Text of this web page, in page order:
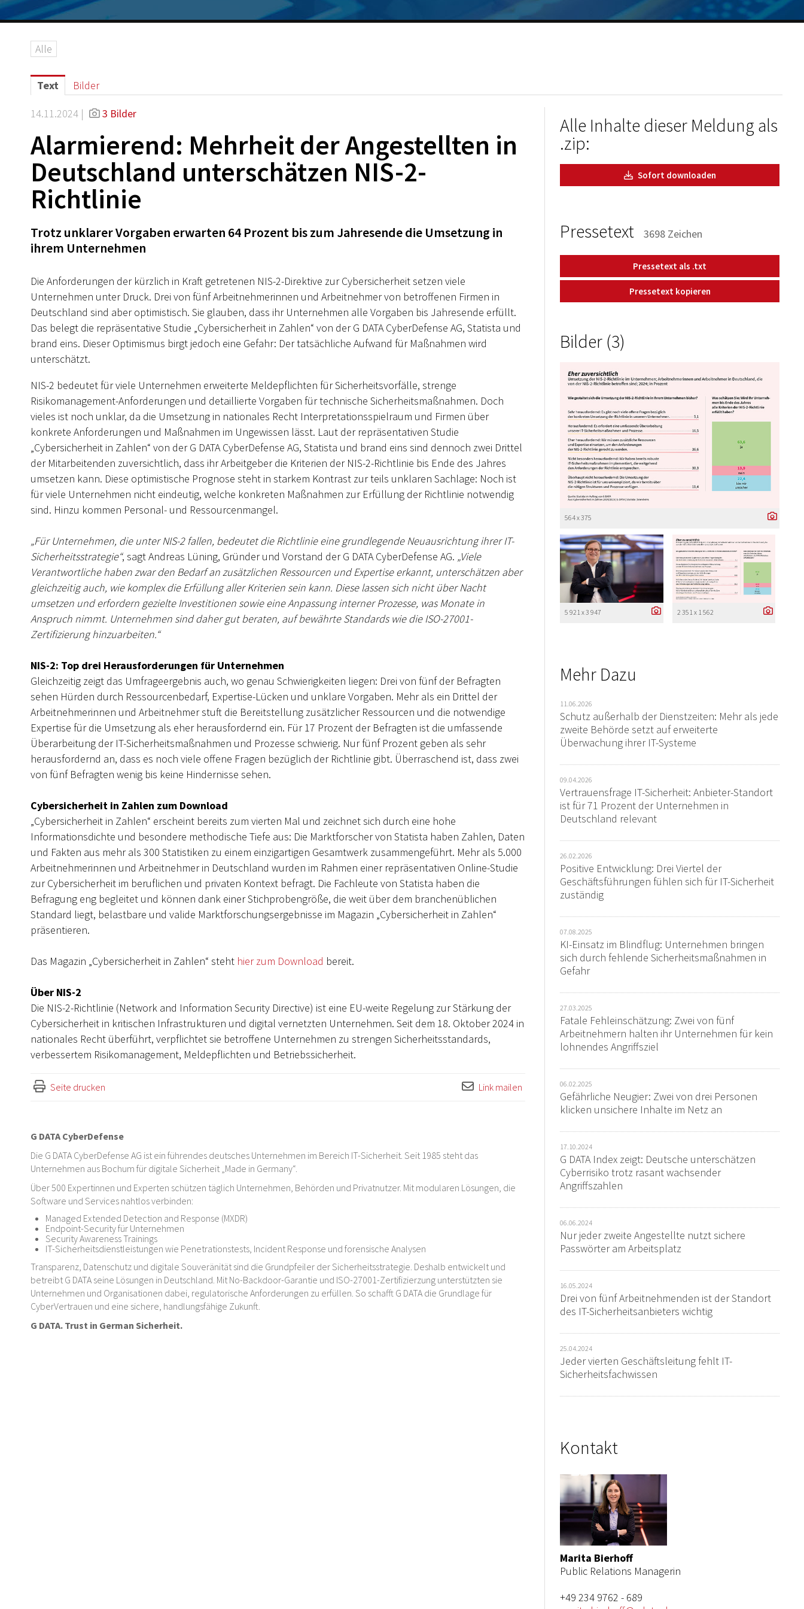
Alle
Text Bilder
14.11.2024 | 3 Bilder
Alarmierend: Mehrheit der Angestellten in
Deutschland unterschätzen NIS-2-
Richtlinie
Trotz unklarer Vorgaben erwarten 64 Prozent bis zum Jahresende die Umsetzung in
ihrem Unternehmen
Die Anforderungen der kürzlich in Kraft getretenen NIS-2-Direktive zur Cybersicherheit setzen viele
Unternehmen unter Druck. Drei von fünf Arbeitnehmerinnen und Arbeitnehmer von betroffenen Firmen in
Deutschland sind aber optimistisch. Sie glauben, dass ihr Unternehmen alle Vorgaben bis Jahresende erfüllt.
Das belegt die repräsentative Studie „Cybersicherheit in Zahlen“ von der G DATA CyberDefense AG, Statista und
brand eins. Dieser Optimismus birgt jedoch eine Gefahr: Der tatsächliche Aufwand für Maßnahmen wird
unterschätzt.
NIS-2 bedeutet für viele Unternehmen erweiterte Meldepflichten für Sicherheitsvorfälle, strenge
Risikomanagement-Anforderungen und detaillierte Vorgaben für technische Sicherheitsmaßnahmen. Doch
vieles ist noch unklar, da die Umsetzung in nationales Recht Interpretationsspielraum und Firmen über
konkrete Anforderungen und Maßnahmen im Ungewissen lässt. Laut der repräsentativen Studie
„Cybersicherheit in Zahlen“ von der G DATA CyberDefense AG, Statista und brand eins sind dennoch zwei Drittel
der Mitarbeitenden zuversichtlich, dass ihr Arbeitgeber die Kriterien der NIS-2-Richtlinie bis Ende des Jahres
umsetzen kann. Diese optimistische Prognose steht in starkem Kontrast zur teils unklaren Sachlage: Noch ist
für viele Unternehmen nicht eindeutig, welche konkreten Maßnahmen zur Erfüllung der Richtlinie notwendig
sind. Hinzu kommen Personal- und Ressourcenmangel.
„Für Unternehmen, die unter NIS-2 fallen, bedeutet die Richtlinie eine grundlegende Neuausrichtung ihrer IT-
Sicherheitsstrategie“, sagt Andreas Lüning, Gründer und Vorstand der G DATA CyberDefense AG. „Viele
Verantwortliche haben zwar den Bedarf an zusätzlichen Ressourcen und Expertise erkannt, unterschätzen aber
gleichzeitig auch, wie komplex die Erfüllung aller Kriterien sein kann. Diese lassen sich nicht über Nacht
umsetzen und erfordern gezielte Investitionen sowie eine Anpassung interner Prozesse, was Monate in
Anspruch nimmt. Unternehmen sind daher gut beraten, auf bewährte Standards wie die ISO-27001-
Zertifizierung hinzuarbeiten.“
NIS-2: Top drei Herausforderungen für Unternehmen
Gleichzeitig zeigt das Umfrageergebnis auch, wo genau Schwierigkeiten liegen: Drei von fünf der Befragten
sehen Hürden durch Ressourcenbedarf, Expertise-Lücken und unklare Vorgaben. Mehr als ein Drittel der
Arbeitnehmerinnen und Arbeitnehmer stuft die Bereitstellung zusätzlicher Ressourcen und die notwendige
Expertise für die Umsetzung als eher herausfordernd ein. Für 17 Prozent der Befragten ist die umfassende
Überarbeitung der IT-Sicherheitsmaßnahmen und Prozesse schwierig. Nur fünf Prozent geben als sehr
herausfordernd an, dass es noch viele offene Fragen bezüglich der Richtlinie gibt. Überraschend ist, dass zwei
von fünf Befragten wenig bis keine Hindernisse sehen.
Cybersicherheit in Zahlen zum Download
„Cybersicherheit in Zahlen“ erscheint bereits zum vierten Mal und zeichnet sich durch eine hohe
Informationsdichte und besondere methodische Tiefe aus: Die Marktforscher von Statista haben Zahlen, Daten
und Fakten aus mehr als 300 Statistiken zu einem einzigartigen Gesamtwerk zusammengeführt. Mehr als 5.000
Arbeitnehmerinnen und Arbeitnehmer in Deutschland wurden im Rahmen einer repräsentativen Online-Studie
zur Cybersicherheit im beruflichen und privaten Kontext befragt. Die Fachleute von Statista haben die
Befragung eng begleitet und können dank einer Stichprobengröße, die weit über dem branchenüblichen
Standard liegt, belastbare und valide Marktforschungsergebnisse im Magazin „Cybersicherheit in Zahlen“
präsentieren.
Das Magazin „Cybersicherheit in Zahlen“ steht hier zum Download bereit.
Über NIS-2
Die NIS-2-Richtlinie (Network and Information Security Directive) ist eine EU-weite Regelung zur Stärkung der
Cybersicherheit in kritischen Infrastrukturen und digital vernetzten Unternehmen. Seit dem 18. Oktober 2024 in
nationales Recht überführt, verpflichtet sie betroffene Unternehmen zu strengen Sicherheitsstandards,
verbessertem Risikomanagement, Meldepflichten und Betriebssicherheit.
Seite drucken Link mailen
G DATA CyberDefense
Die G DATA CyberDefense AG ist ein führendes deutsches Unternehmen im Bereich IT-Sicherheit. Seit 1985 steht das
Unternehmen aus Bochum für digitale Sicherheit „Made in Germany“.
Über 500 Expertinnen und Experten schützen täglich Unternehmen, Behörden und Privatnutzer. Mit modularen Lösungen, die
Software und Services nahtlos verbinden:
Managed Extended Detection and Response (MXDR)
Endpoint-Security für Unternehmen
Security Awareness Trainings
IT-Sicherheitsdienstleistungen wie Penetrationstests, Incident Response und forensische Analysen
Transparenz, Datenschutz und digitale Souveränität sind die Grundpfeiler der Sicherheitsstrategie. Deshalb entwickelt und
betreibt G DATA seine Lösungen in Deutschland. Mit No-Backdoor-Garantie und ISO-27001-Zertifizierzung unterstützten sie
Unternehmen und Organisationen dabei, regulatorische Anforderungen zu erfüllen. So schafft G DATA die Grundlage für
CyberVertrauen und eine sichere, handlungsfähige Zukunft.
G DATA. Trust in German Sicherheit.
Alle Inhalte dieser Meldung als
.zip:
Sofort downloaden
Pressetext 3698 Zeichen
Pressetext als .txt
Pressetext kopieren
Bilder (3)
564 x 375
5 921 x 3 947 2 351 x 1 562
Mehr Dazu
11.06.2026
Schutz außerhalb der Dienstzeiten: Mehr als jede
zweite Behörde setzt auf erweiterte
Überwachung ihrer IT-Systeme
09.04.2026
Vertrauensfrage IT-Sicherheit: Anbieter-Standort
ist für 71 Prozent der Unternehmen in
Deutschland relevant
26.02.2026
Positive Entwicklung: Drei Viertel der
Geschäftsführungen fühlen sich für IT-Sicherheit
zuständig
07.08.2025
KI-Einsatz im Blindflug: Unternehmen bringen
sich durch fehlende Sicherheitsmaßnahmen in
Gefahr
27.03.2025
Fatale Fehleinschätzung: Zwei von fünf
Arbeitnehmern halten ihr Unternehmen für kein
lohnendes Angriffsziel
06.02.2025
Gefährliche Neugier: Zwei von drei Personen
klicken unsichere Inhalte im Netz an
17.10.2024
G DATA Index zeigt: Deutsche unterschätzen
Cyberrisiko trotz rasant wachsender
Angriffszahlen
06.06.2024
Nur jeder zweite Angestellte nutzt sichere
Passwörter am Arbeitsplatz
16.05.2024
Drei von fünf Arbeitnehmenden ist der Standort
des IT-Sicherheitsanbieters wichtig
25.04.2024
Jeder vierten Geschäftsleitung fehlt IT-
Sicherheitsfachwissen
Kontakt
Marita Bierhoff
Public Relations Managerin
+49 234 9762 - 689